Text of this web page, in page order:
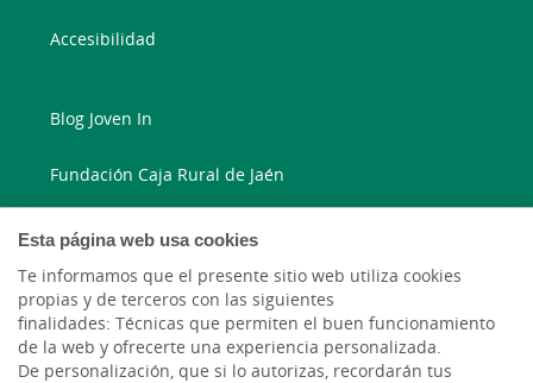
Esta página web usa cookies
Te informamos que el presente sitio web utiliza cookies
propias y de terceros con las siguientes
finalidades: Técnicas que permiten el buen funcionamiento
de la web y ofrecerte una experiencia personalizada.
De personalización, que si lo autorizas, recordarán tus
Accesibilidad
Blog Joven In
Fundación Caja Rural de Jaén
Blog Ruralvía
LinkedIn
Instagram